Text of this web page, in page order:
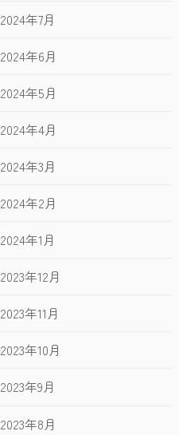
2024年7月
2024年6月
2024年5月
2024年4月
2024年3月
2024年2月
2024年1月
2023年12月
2023年11月
2023年10月
2023年9月
2023年8月